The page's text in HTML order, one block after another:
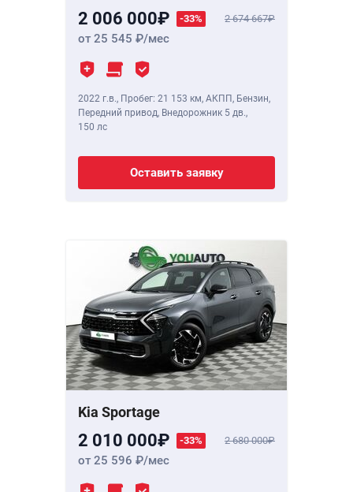
2 006 000 -33% 2 674 667
от 25 545 /мес
2022 г.в., Пробег: 21 153 км, АКПП, Бензин,
Передний привод, Внедорожник 5 дв.,
150 лс
Оставить заявку
Kia Sportage
2 010 000 -33% 2 680 000
от 25 596 /мес